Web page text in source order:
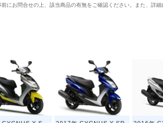
にお問合せの上、該当商品の有無をご確認ください。また、詳